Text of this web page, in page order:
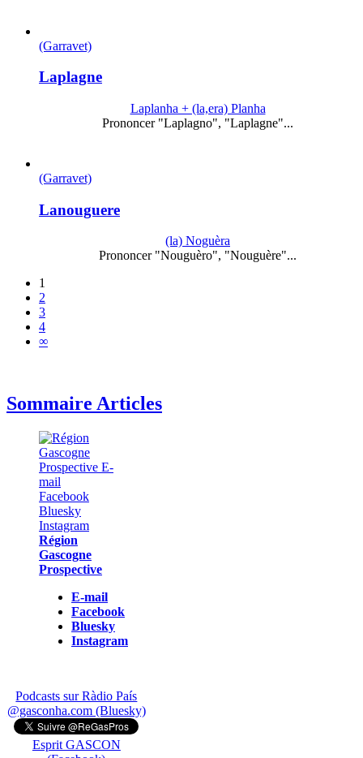
(Garravet)
Laplagne
Laplanha + (la,era) Planha
Prononcer "Laplagno", "Laplagne"...
(Garravet)
Lanouguere
(la) Noguèra
Prononcer "Nouguèro", "Nouguère"...
1
2
3
4
∞
Sommaire Articles
Région
Gascogne
Prospective
E-mail
Facebook
Bluesky
Instagram
Podcasts sur Ràdio País
@gasconha.com (Bluesky)
Esprit GASCON